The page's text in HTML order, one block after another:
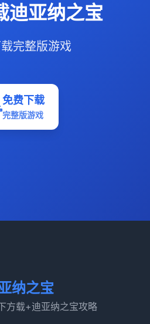
迪亚纳之宝
完整版游戏
免费下载
完整版游戏
纳之宝
方载+迪亚纳之宝攻略